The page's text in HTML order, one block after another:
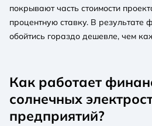
покрывают часть стоимости
процентную ставку. В результате
обойтись гораздо дешевле, чем
Как работает
солнечных
предприятий?